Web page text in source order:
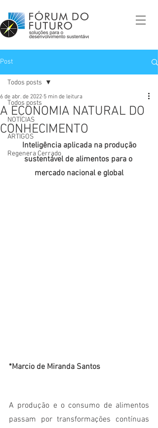
Post
Todos posts
NOTÍCIAS
ARTIGOS
Regenera Cerrado
Todos posts
A ECONOMIA NATURAL DO
CONHECIMENTO
6 de abr. de 2022 5 min de leitura
sustentável de alimentos para o
mercado nacional e global
*Marcio de Miranda Santos
A produção e o consumo de alimentos
passam por transformações contínuas